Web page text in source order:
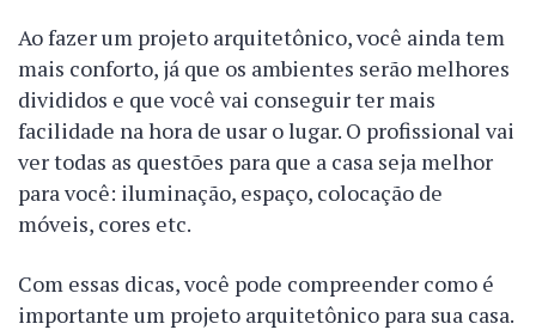
Ao fazer um projeto arquitetônico, você ainda tem
mais conforto, já que os ambientes serão melhores
divididos e que você vai conseguir ter mais
facilidade na hora de usar o lugar. O profissional vai
ver todas as questões para que a casa seja melhor
para você: iluminação, espaço, colocação de
móveis, cores etc.
Com essas dicas, você pode compreender como é
importante um projeto arquitetônico para sua casa.